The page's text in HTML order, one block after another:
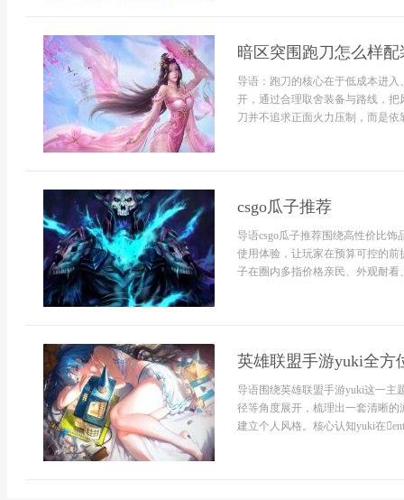
暗区突围跑刀怎么样配
导语：跑刀的核心在于低成本进
开，通过合理取舍装备与路线，
刀并不追求正面火力压制，而是依
csgo瓜子推荐
导语csgo瓜子推荐围绕高性价比
使用体验，让玩家在预算可控的
子在圈内多指价格亲民、外观耐
英雄联盟手游yuki全方
导语围绕英雄联盟手游yuki这一主
径等角度展开，梳理出一套清晰
建立个人风格。核心认知yuki在